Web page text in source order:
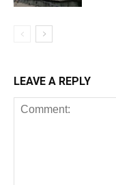
LEAVE A REPLY